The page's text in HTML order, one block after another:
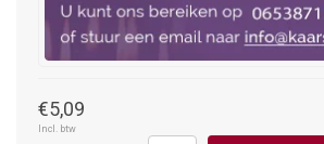
€5,09
Incl. btw